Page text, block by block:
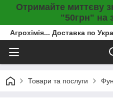
Отримайте миттєву
"50грн" на
Агрохімія... Доставка по
Товари та послуги